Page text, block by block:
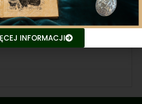
krajowym Pawłem
Wnet
INFORMACJI